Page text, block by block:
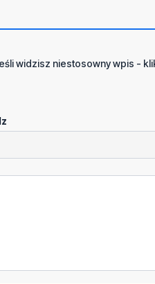
widzisz niestosowny wpis -